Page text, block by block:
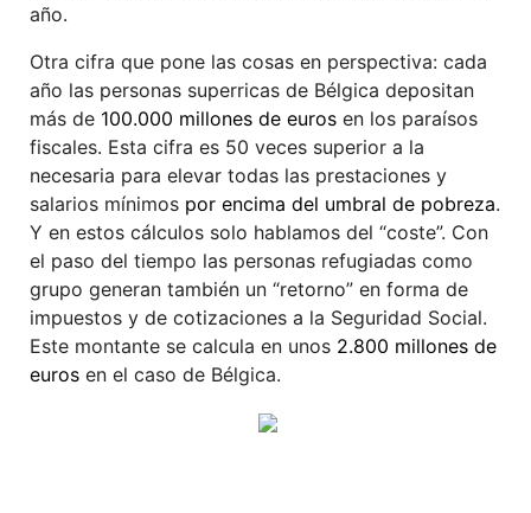
año.
Otra cifra que pone las cosas en perspectiva: cada
año las personas superricas de Bélgica depositan
más de 100.000 millones de euros en los paraísos
fiscales. Esta cifra es 50 veces superior a la
necesaria para elevar todas las prestaciones y
salarios mínimos por encima del umbral de pobreza.
Y en estos cálculos solo hablamos del “coste”. Con
el paso del tiempo las personas refugiadas como
grupo generan también un “retorno” en forma de
impuestos y de cotizaciones a la Seguridad Social.
Este montante se calcula en unos 2.800 millones de
euros en el caso de Bélgica.